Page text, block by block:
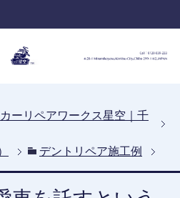
ーリペアワークス星空｜千
デントリペア施工例